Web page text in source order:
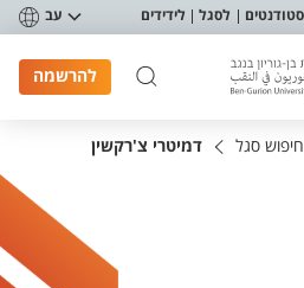
לסגל לידידים עב
להרשמה
סגל דמיטרי צ'רקשין